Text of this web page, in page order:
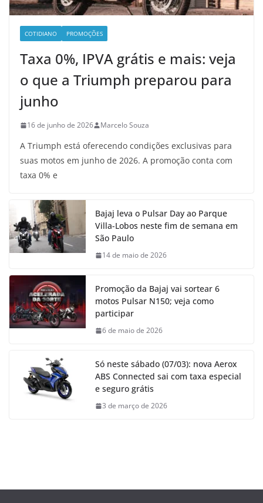
COTIDIANO PROMOÇÕES
Taxa 0%, IPVA grátis e mais: veja
o que a Triumph preparou para
junho
16 de junho de 2026 Marcelo Souza
A Triumph está oferecendo condições exclusivas para
suas motos em junho de 2026. A promoção conta com
taxa 0% e
Bajaj leva o Pulsar Day ao Parque
Villa-Lobos neste fim de semana em
São Paulo
14 de maio de 2026
Promoção da Bajaj vai sortear 6
motos Pulsar N150; veja como
participar
6 de maio de 2026
Só neste sábado (07/03): nova Aerox
ABS Connected sai com taxa especial
e seguro grátis
3 de março de 2026